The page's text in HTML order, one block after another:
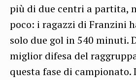
più di due centri a partita,
poco: i ragazzi di Franzini
solo due gol in 540 minuti.
miglior difesa del
questa fase di campionato.